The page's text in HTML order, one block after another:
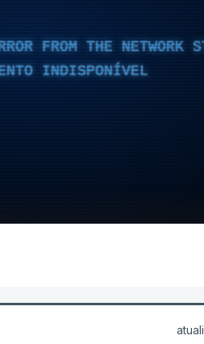
FROM THE NETWORK
INDISPONÍVEL